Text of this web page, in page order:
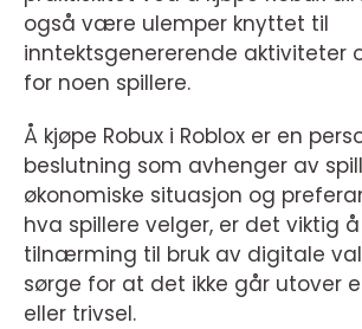
også være ulemper knyttet til
inntektsgenererende aktiviteter
for noen spillere.
Å kjøpe Robux i Roblox er en
beslutning som avhenger av
økonomiske situasjon og
hva spillere velger, er det viktig
tilnærming til bruk av digitale
sørge for at det ikke går utover
eller trivsel.